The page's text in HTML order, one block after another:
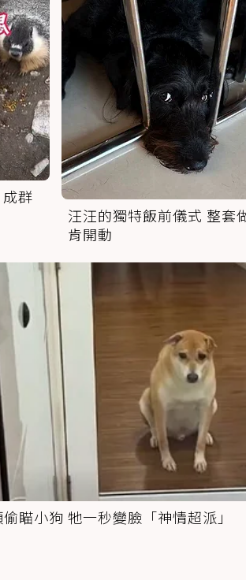
群
汪汪的獨特飯前儀式 整套
肯開動
瞄小狗 牠一秒變臉「神情超派」